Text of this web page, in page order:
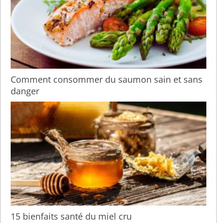
Comment consommer du saumon sain et sans
danger
15 bienfaits santé du miel cru